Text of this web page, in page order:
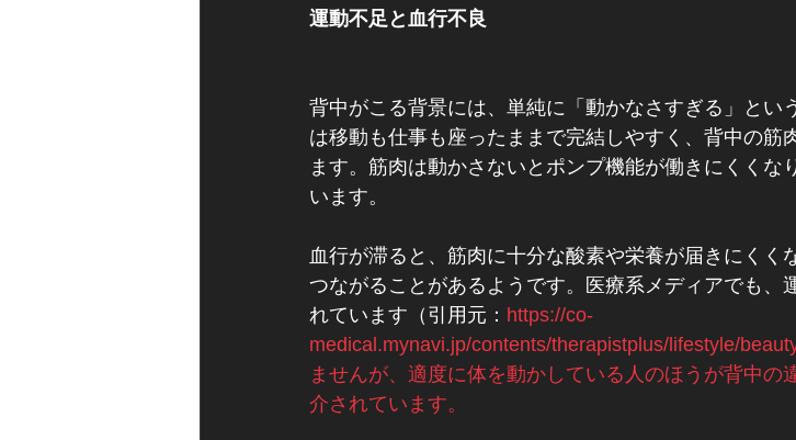
運動不足と血行不良
背中がこる背景には、単純に「動かなさすぎる」とい
は移動も仕事も座ったままで完結しやすく、背中の筋
ます。筋肉は動かさないとポンプ機能が働きにくくな
います。
血行が滞ると、筋肉に十分な酸素や栄養が届きにくく
つながることがあるようです。医療系メディアでも、
れています（引用元： https://co-
medical.mynavi.jp/contents/therapistplus/lifestyle/
ませんが、適度に体を動かしている人のほうが背中の
介されています。